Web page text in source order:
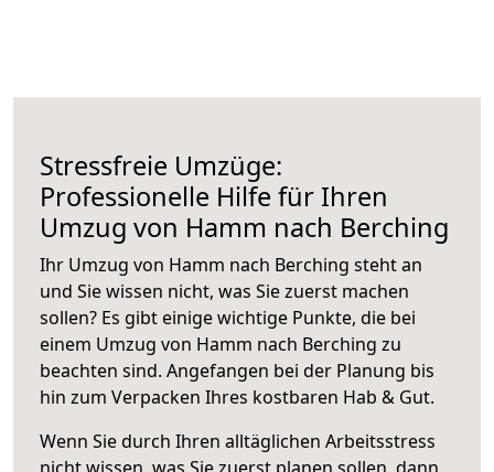
Stressfreie Umzüge:
Professionelle Hilfe für Ihren
Umzug von Hamm nach Berching
Ihr Umzug von Hamm nach Berching steht an
und Sie wissen nicht, was Sie zuerst machen
sollen? Es gibt einige wichtige Punkte, die bei
einem Umzug von Hamm nach Berching zu
beachten sind. Angefangen bei der Planung bis
hin zum Verpacken Ihres kostbaren Hab & Gut.
Wenn Sie durch Ihren alltäglichen Arbeitsstress